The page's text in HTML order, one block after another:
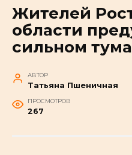
Жителей
области
сильном
АВТОР
Татьяна Пшеничная
ПРОСМОТРОВ
267